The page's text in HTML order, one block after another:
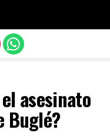
asesinato
Buglé?
móvil